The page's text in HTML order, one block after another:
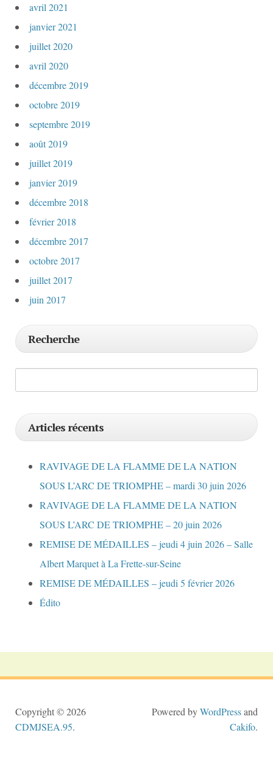
avril 2021
janvier 2021
juillet 2020
avril 2020
décembre 2019
octobre 2019
septembre 2019
août 2019
juillet 2019
janvier 2019
décembre 2018
février 2018
décembre 2017
octobre 2017
juillet 2017
juin 2017
Recherche
Articles récents
RAVIVAGE DE LA FLAMME DE LA NATION
SOUS L’ARC DE TRIOMPHE – mardi 30 juin 2026
RAVIVAGE DE LA FLAMME DE LA NATION
SOUS L’ARC DE TRIOMPHE – 20 juin 2026
REMISE DE MÉDAILLES – jeudi 4 juin 2026 – Salle
Albert Marquet à La Frette-sur-Seine
REMISE DE MÉDAILLES – jeudi 5 février 2026
Édito
Copyright © 2026
CDMJSEA.95.
Powered byWordPressand
Cakifo.